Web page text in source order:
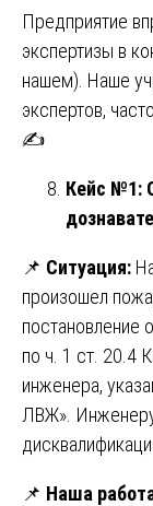
Предприятие
экспертизы в
нашем). Наше
экспертов,
✍️
Кейс №1:
📌 Ситуация:
произошел
постановление
по ч. 1 ст. 20.4
инженера,
ЛВЖ».
📌 Наша